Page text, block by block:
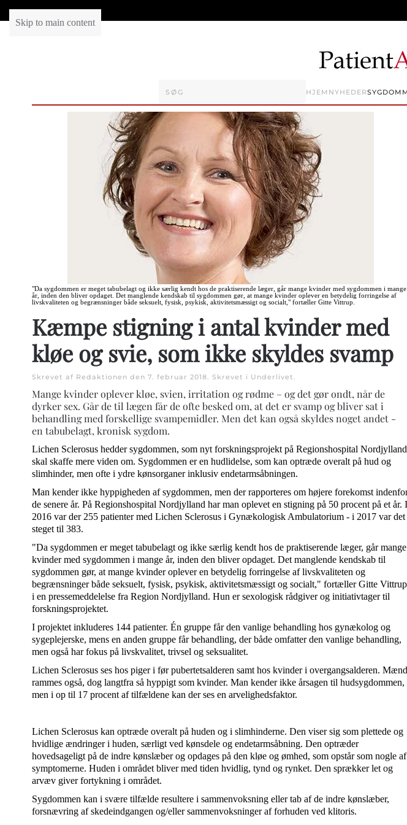
Skip to main content
HJEM NYHEDER
"Da sygdommen er meget tabubelagt og ikke særlig kendt hos de praktiserende læger, går mange kvinder med sygdommen i mange
år, inden den bliver opdaget. Det manglende kendskab til sygdommen gør, at mange kvinder oplever en betydelig forringelse af
livskvaliteten og begrænsninger både seksuelt, fysisk, psykisk, aktivitetsmæssigt og socialt," fortæller Gitte Vittrup.
Kæmpe stigning i antal kvinder med
kløe og svie, som ikke skyldes svamp
Skrevet af Redaktionen den 7. februar 2018. Skrevet i Underlivet.
Mange kvinder oplever kløe, svien, irritation og rødme – og det gør ondt, når de
dyrker sex. Går de til lægen får de ofte besked om, at det er svamp og bliver sat i
behandling med forskellige svampemidler. Men det kan også skyldes noget andet -
en tabubelagt, kronisk sygdom.
Lichen Sclerosus hedder sygdommen, som nyt forskningsprojekt på Regionshospital Nordjylland
skal skaffe mere viden om. Sygdommen er en hudlidelse, som kan optræde overalt på hud og
slimhinder, men ofte i ydre kønsorganer inklusiv endetarmsåbningen.
Man kender ikke hyppigheden af sygdommen, men der rapporteres om højere forekomst
de senere år. På Regionshospital Nordjylland har man oplevet en stigning på 50 procent på et år. I
2016 var der 255 patienter med Lichen Sclerosus i Gynækologisk Ambulatorium - i 2017 var det
steget til 383.
"Da sygdommen er meget tabubelagt og ikke særlig kendt hos de praktiserende læger, går mange
kvinder med sygdommen i mange år, inden den bliver opdaget. Det manglende kendskab til
sygdommen gør, at mange kvinder oplever en betydelig forringelse af livskvaliteten og
begrænsninger både seksuelt, fysisk, psykisk, aktivitetsmæssigt og socialt," fortæller Gitte Vittrup
i en pressemeddelelse fra Region Nordjylland. Hun er sexologisk rådgiver og initiativtager til
forskningsprojektet.
I projektet inkluderes 144 patienter. Én gruppe får den vanlige behandling hos gynækolog og
sygeplejerske, mens en anden gruppe får behandling, der både omfatter den vanlige behandling,
men også har fokus på livskvalitet, trivsel og seksualitet.
Lichen Sclerosus ses hos piger i før pubertetsalderen samt hos kvinder i overgangsalderen. Mænd
rammes også, dog langtfra så hyppigt som kvinder. Man kender ikke årsagen til hudsygdommen,
men i op til 17 procent af tilfældene kan der ses en arvelighedsfaktor.
Lichen Sclerosus kan optræde overalt på huden og i slimhinderne. Den viser sig som plettede og
hvidlige ændringer i huden, særligt ved kønsdele og endetarmsåbning. Den optræder
hovedsageligt på de indre kønslæber og opdages på den kløe og ømhed, som opstår som nogle af
symptomerne. Huden i området bliver med tiden hvidlig, tynd og rynket. Den sprækker let og
arvæv giver fortykning i området.
Sygdommen kan i svære tilfælde resultere i sammenvoksning eller tab af de indre kønslæber,
forsnævring af skedeindgangen og/eller sammenvoksninger af forhuden ved klitoris.